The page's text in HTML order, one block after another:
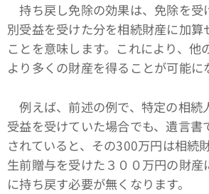
持ち戻し免除の効果は、免除を受
別受益を受けた分を相続財産に加算
ことを意味します。これにより、他
より多くの財産を得ることが可能に
例えば、前述の例で、特定の相続
受益を受けていた場合でも、遺言書
されていると、その300万円は相続
生前贈与を受けた３００万円の財産
に持ち戻す必要が無くなります。